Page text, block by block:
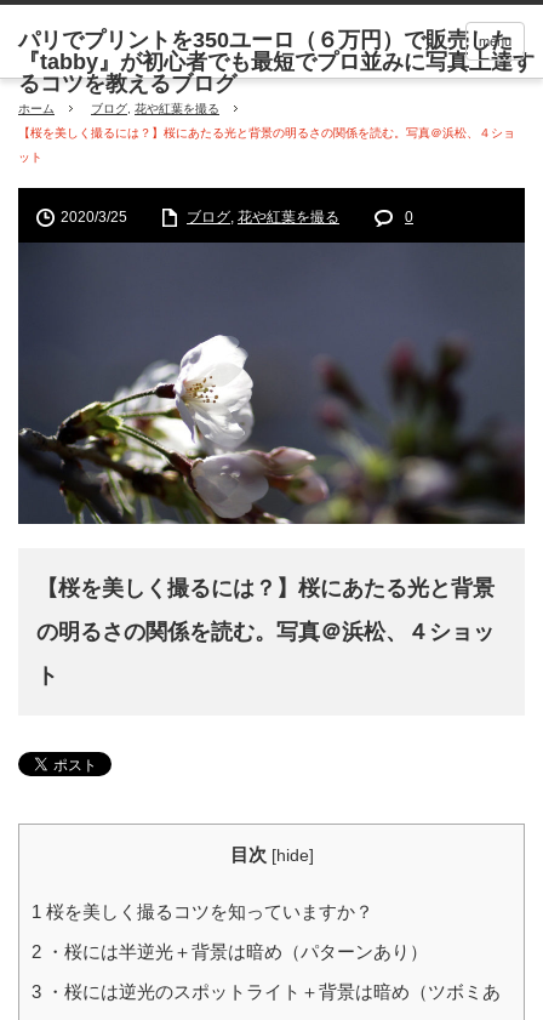
menu
ホーム ブログ 花や紅葉を撮る
【桜を美しく撮るには？】桜にあたる光と背景の明るさの関係を読む。写真＠浜松、４ショ
ット
2020/3/25 ブログ, 花や紅葉を撮る 0
【桜を美しく撮るには？】桜にあたる光と背景
の明るさの関係を読む。写真＠浜松、４ショッ
ト
目次 [hide]
1 桜を美しく撮るコツを知っていますか？
2 ・桜には半逆光＋背景は暗め（パターンあり）
3 ・桜には逆光のスポットライト＋背景は暗め（ツボミあ